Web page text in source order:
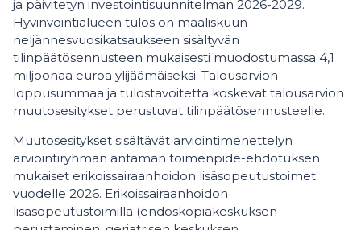
ja päivitetyn investointisuunnitelman 2026-2029.
Hyvinvointialueen tulos on maaliskuun
neljännesvuosikatsaukseen sisältyvän
tilinpäätösennusteen mukaisesti muodostumassa 4,1
miljoonaa euroa ylijäämäiseksi. Talousarvion
loppusummaa ja tulostavoitetta koskevat talousarvion
muutosesitykset perustuvat tilinpäätösennusteelle.
Muutosesitykset sisältävät arviointimenettelyn
arviointiryhmän antaman toimenpide-ehdotuksen
mukaiset erikoissairaanhoidon lisäsopeutustoimet
vuodelle 2026. Erikoissairaanhoidon
lisäsopeutustoimilla (endoskopiakeskuksen